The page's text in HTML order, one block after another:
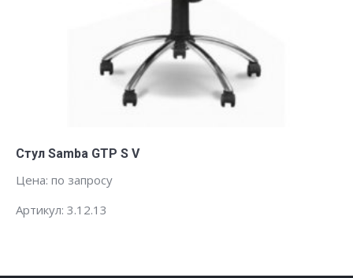
Стул Samba GTP S V
Цена: по запросу
Артикул: 3.12.13